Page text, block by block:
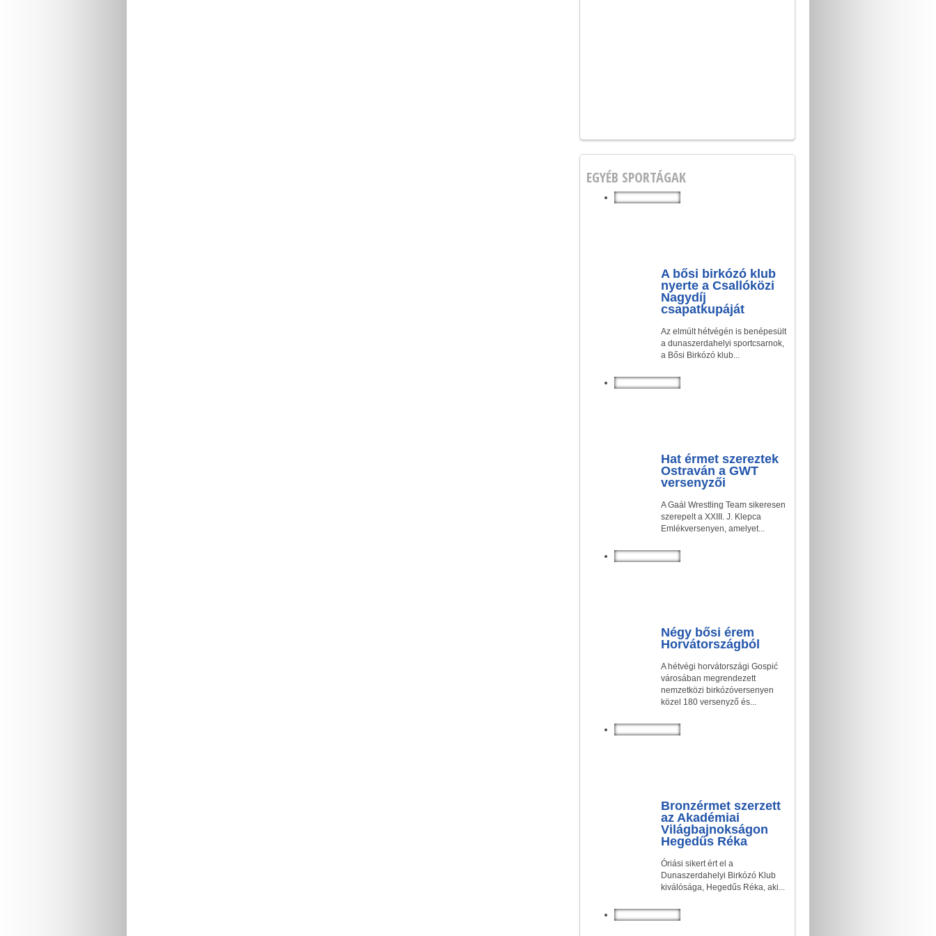
EGYÉB SPORTÁGAK
A bősi birkózó klub
nyerte a Csallóközi
Nagydíj
csapatkupáját
Az elmúlt hétvégén is benépesült
a dunaszerdahelyi sportcsarnok,
a Bősi Birkózó klub...
Hat érmet szereztek
Ostraván a GWT
versenyzői
A Gaál Wrestling Team sikeresen
szerepelt a XXIII. J. Klepca
Emlékversenyen, amelyet...
Négy bősi érem
Horvátországból
A hétvégi horvátországi Gospić
városában megrendezett
nemzetközi birkózóversenyen
közel 180 versenyző és...
Bronzérmet szerzett
az Akadémiai
Világbajnokságon
Hegedűs Réka
Óriási sikert ért el a
Dunaszerdahelyi Birkózó Klub
kiválósága, Hegedűs Réka, aki...